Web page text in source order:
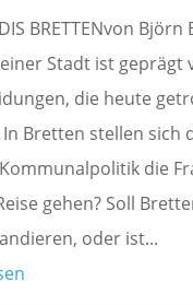
BRETTENvon
Stadt ist geprägt
die heute
Bretten stellen sich
die
gehen? Soll
oder ist...